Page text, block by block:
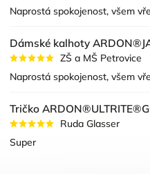
Naprostá spokojenost, všem
Dámské kalhoty
ZŠ a MŠ Petrovice
Naprostá spokojenost, všem
Tričko
Ruda Glasser
Super